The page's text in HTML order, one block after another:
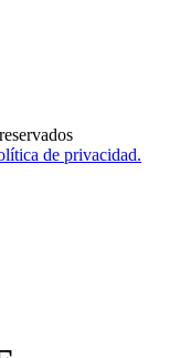
de privacidad.